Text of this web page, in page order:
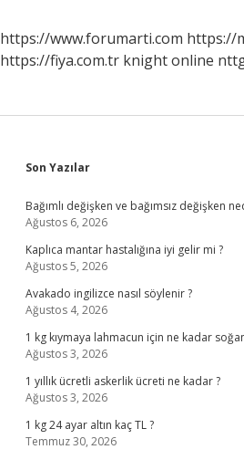
https://www.forumarti.com https://
https://fiya.com.tr knight online
Sidebar
Son Yazılar
Bağımlı değişken ve bağımsız değişken
Ağustos 6, 2026
Kaplıca mantar hastalığına iyi gelir mi ?
Ağustos 5, 2026
Avakado ingilizce nasıl söylenir ?
Ağustos 4, 2026
1 kg kıymaya lahmacun için ne kadar
Ağustos 3, 2026
1 yıllık ücretli askerlik ücreti ne kadar ?
Ağustos 3, 2026
1 kg 24 ayar altın kaç TL ?
Temmuz 30, 2026